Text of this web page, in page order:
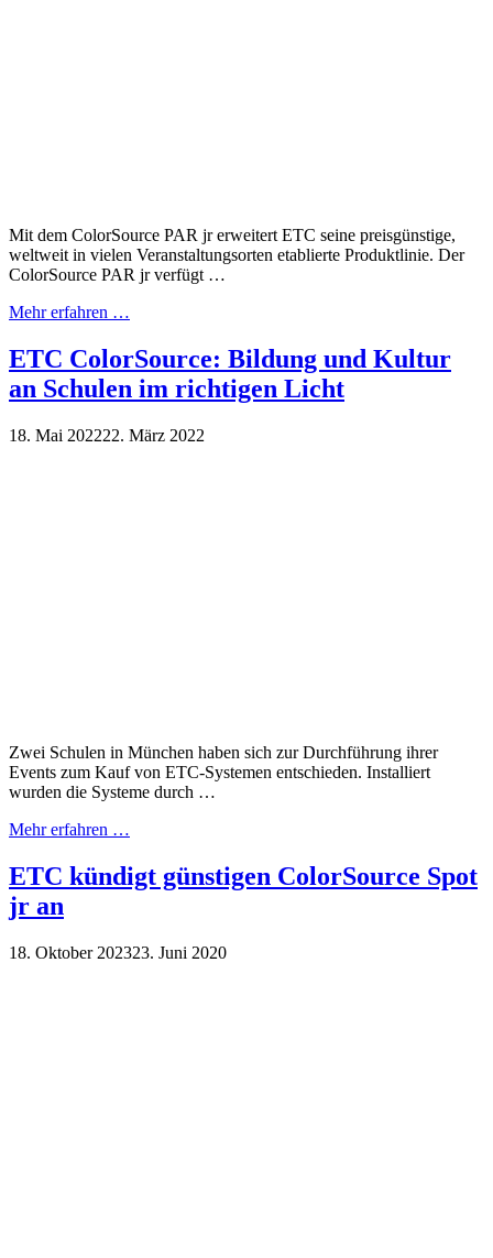
Mit dem ColorSource PAR jr erweitert ETC seine preisgünstige,
weltweit in vielen Veranstaltungsorten etablierte Produktlinie. Der
ColorSource PAR jr verfügt …
Mehr erfahren …
ETC ColorSource: Bildung und Kultur
an Schulen im richtigen Licht
18. Mai 202222. März 2022
Zwei Schulen in München haben sich zur Durchführung ihrer
Events zum Kauf von ETC-Systemen entschieden. Installiert
wurden die Systeme durch …
Mehr erfahren …
ETC kündigt günstigen ColorSource Spot
jr an
18. Oktober 202323. Juni 2020